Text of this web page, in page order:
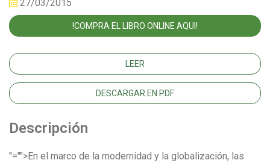
27/03/2015
!COMPRA EL LIBRO ONLINE AQUI!
LEER
DESCARGAR EN PDF
Descripción
"="">En el marco de la modernidad y la globalización, las